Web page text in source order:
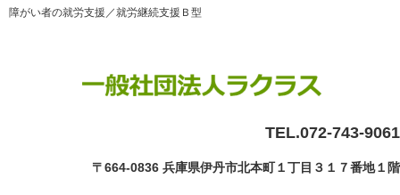
障がい者の就労支援／就労継続支援Ｂ型
TEL.072-743-9061
〒664-0836 兵庫県伊丹市北本町１丁目３１７番地１階